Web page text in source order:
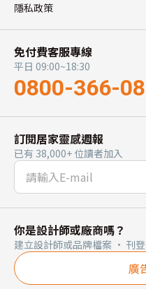
隱私政策
免付費客服專線
平日 09:00~18:30
0800-366-
訂閱居家靈感週報
已有 38,000+ 位讀者加入
你是設計師或廠商嗎？
建立設計師或品牌檔案 · 刊
廣